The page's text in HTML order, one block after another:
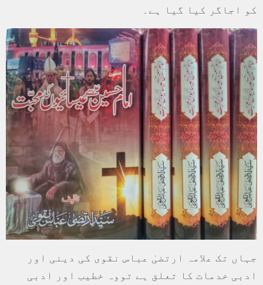
کو اجاگر کیا گیا ہے۔
جہاں تک علامہ ارتضیٰ عباس نقوی کی دینی اور
ادبی خدمات کا تعلق ہے تووہ خطیب اور ادبی